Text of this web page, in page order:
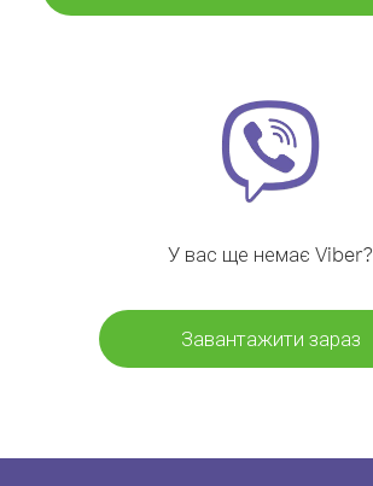
У вас ще немає Viber?
Завантажити зараз